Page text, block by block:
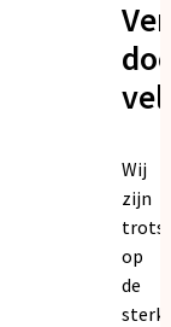
Wij
zijn
trots
op
de